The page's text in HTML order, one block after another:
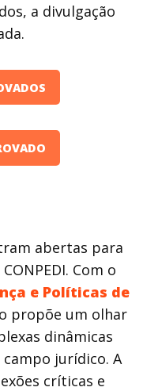
a divulgação
abertas para
Com o
e Políticas de
propõe um olhar
dinâmicas
jurídico. A
críticas e